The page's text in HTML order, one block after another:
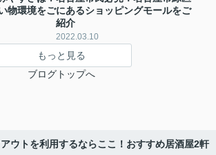
物環境をごにあるショッピングモールをご
紹介
2022.03.10
もっと見る
ブログトップへ
ウトを利用するならここ！おすすめ居酒屋2軒